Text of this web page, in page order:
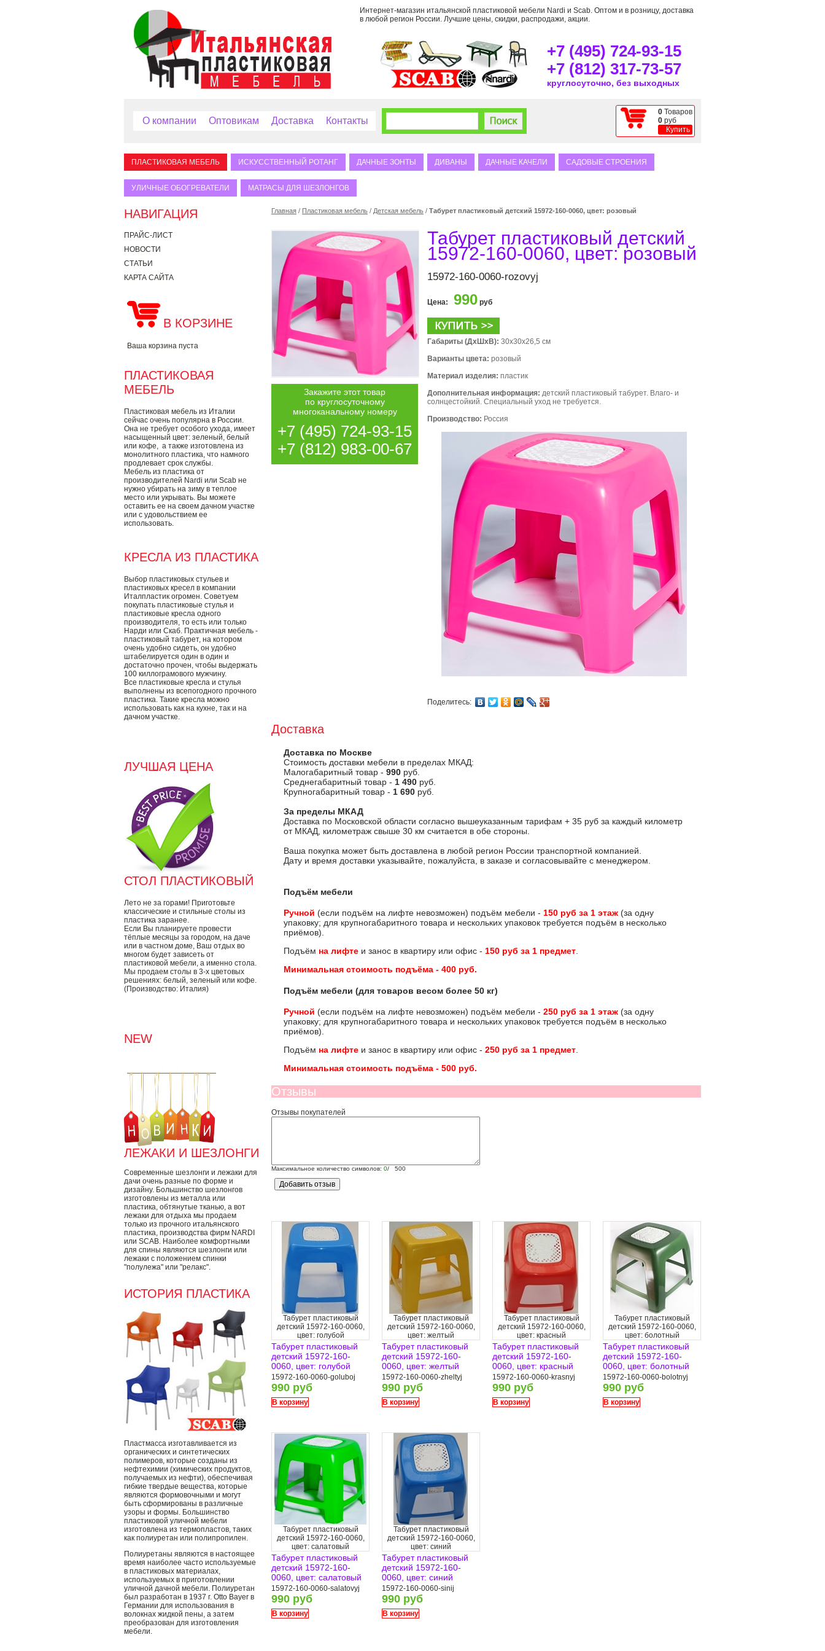
Интернет-магазин итальянской пластиковой мебели Nardi и Scab. Оптом и в розницу, доставка
в любой регион России. Лучшие цены, скидки, распродажи, акции.
+7 (495) 724-93-15
+7 (812) 317-73-57
круглосуточно, без выходных
О компании Оптовикам Доставка Контакты
0 Товаров
0 руб
Купить
ПЛАСТИКОВАЯ МЕБЕЛЬ ИСКУССТВЕННЫЙ РОТАНГ ДАЧНЫЕ ЗОНТЫ ДИВАНЫ ДАЧНЫЕ КАЧЕЛИ САДОВЫЕ СТРОЕНИЯ
УЛИЧНЫЕ ОБОГРЕВАТЕЛИ МАТРАСЫ ДЛЯ ШЕЗЛОНГОВ
НАВИГАЦИЯ
ПРАЙС-ЛИСТ
НОВОСТИ
СТАТЬИ
КАРТА САЙТА
В КОРЗИНЕ
Ваша корзина пуста
ПЛАСТИКОВАЯ
МЕБЕЛЬ
Пластиковая мебель из Италии
сейчас очень популярна в России.
Она не требует особого ухода, имеет
насыщенный цвет: зеленый, белый
или кофе, а также изготовлена из
монолитного пластика, что намного
продлевает срок службы.
Мебель из пластика от
производителей Nardi или Scab не
нужно убирать на зиму в теплое
место или укрывать. Вы можете
оставить ее на своем дачном участке
или с удовольствием ее
использовать.
КРЕСЛА ИЗ ПЛАСТИКА
Выбор пластиковых стульев и
пластиковых кресел в компании
Италпластик огромен. Советуем
покупать пластиковые стулья и
пластиковые кресла одного
производителя, то есть или только
Нарди или Скаб. Практичная мебель -
пластиковый табурет, на котором
очень удобно сидеть, он удобно
штабелируется один в один и
достаточно прочен, чтобы выдержать
100 киллограмового мужчину.
Все пластиковые кресла и стулья
выполнены из всепогодного прочного
пластика. Такие кресла можно
использовать как на кухне, так и на
дачном участке.
ЛУЧШАЯ ЦЕНА
СТОЛ ПЛАСТИКОВЫЙ
Лето не за горами! Приготовьте
классические и стильные столы из
пластика заранее.
Если Вы планируете провести
тёплые месяцы за городом, на даче
или в частном доме, Ваш отдых во
многом будет зависеть от
пластиковой мебели, а именно стола.
Мы продаем столы в 3-х цветовых
решениях: белый, зеленый или кофе.
(Производство: Италия)
NEW
ЛЕЖАКИ И ШЕЗЛОНГИ
Современные шезлонги и лежаки для
дачи очень разные по форме и
дизайну. Большинство шезлонгов
изготовлены из металла или
пластика, обтянутые тканью, а вот
лежаки для отдыха мы продаем
только из прочного итальянского
пластика, производства фирм NARDI
или SCAB. Наиболее комфортными
для спины являются шезлонги или
лежаки с положением спинки
"полулежа" или "релакс".
ИСТОРИЯ ПЛАСТИКА
Пластмасса изготавливается из
органических и синтетических
полимеров, которые созданы из
нефтехимии (химических продуктов,
получаемых из нефти), обеспечивая
гибкие твердые вещества, которые
являются формовочными и могут
быть сформированы в различные
узоры и формы. Большинство
пластиковой уличной мебели
изготовлена ​​из термопластов, таких
как полиуретан или полипропилен.
Полиуретаны являются в настоящее
время наиболее часто используемые
в пластиковых материалах,
используемых в приготовлении
уличной дачной мебели. Полиуретан
был разработан в 1937 г. Otto Bayer в
Германии для использования в
волокнах жидкой пены, а затем
преобразован для изготовления
мебели.
Главная / Пластиковая мебель / Детская мебель / Табурет пластиковый детский 15972-160-0060, цвет: розовый
Закажите этот товар
по круглосуточному
многоканальному номеру
+7 (495) 724-93-15
+7 (812) 983-00-67
Табурет пластиковый детский
15972-160-0060, цвет: розовый
15972-160-0060-rozovyj
Цена: 990 руб
Габариты (ДхШхВ): 30x30x26,5 см
Варианты цвета: розовый
Материал изделия: пластик
Дополнительная информация: детский пластиковый табурет. Влаго- и
солнцестойкий. Специальный уход не требуется.
Производство: Россия
Поделитесь:
Доставка
Доставка по Москве
Стоимость доставки мебели в пределах МКАД:
Малогабаритный товар - 990 руб.
Среднегабаритный товар - 1 490 руб.
Крупногабаритный товар - 1 690 руб.
За пределы МКАД
Доставка по Московской области согласно вышеуказанным тарифам + 35 руб за каждый километр
от МКАД, километраж свыше 30 км считается в обе стороны.
Ваша покупка может быть доставлена в любой регион России транспортной компанией.
Дату и время доставки указывайте, пожалуйста, в заказе и согласовывайте с менеджером.
Подъём мебели
Ручной (если подъём на лифте невозможен) подъём мебели - 150 руб за 1 этаж (за одну
упаковку; для крупногабаритного товара и нескольких упаковок требуется подъём в несколько
приёмов).
Подъём на лифте и занос в квартиру или офис - 150 руб за 1 предмет.
Минимальная стоимость подъёма - 400 руб.
Подъём мебели (для товаров весом более 50 кг)
Ручной (если подъём на лифте невозможен) подъём мебели - 250 руб за 1 этаж (за одну
упаковку; для крупногабаритного товара и нескольких упаковок требуется подъём в несколько
приёмов).
Подъём на лифте и занос в квартиру или офис - 250 руб за 1 предмет.
Минимальная стоимость подъёма - 500 руб.
Отзывы
Отзывы покупателей
Максимальное количество символов: 0/ 500
Табурет пластиковый
детский 15972-160-0060,
цвет: голубой
Табурет пластиковый
детский 15972-160-
0060, цвет: голубой
15972-160-0060-goluboj
990 руб
В корзину
Табурет пластиковый
детский 15972-160-0060,
цвет: желтый
Табурет пластиковый
детский 15972-160-
0060, цвет: желтый
15972-160-0060-zheltyj
990 руб
В корзину
Табурет пластиковый
детский 15972-160-0060,
цвет: красный
Табурет пластиковый
детский 15972-160-
0060, цвет: красный
15972-160-0060-krasnyj
990 руб
В корзину
Табурет пластиковый
детский 15972-160-0060,
цвет: болотный
Табурет пластиковый
детский 15972-160-
0060, цвет: болотный
15972-160-0060-bolotnyj
990 руб
В корзину
Табурет пластиковый
детский 15972-160-0060,
цвет: салатовый
Табурет пластиковый
детский 15972-160-
0060, цвет: салатовый
15972-160-0060-salatovyj
990 руб
В корзину
Табурет пластиковый
детский 15972-160-0060,
цвет: синий
Табурет пластиковый
детский 15972-160-
0060, цвет: синий
15972-160-0060-sinij
990 руб
В корзину